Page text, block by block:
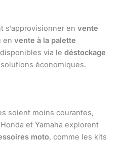
s’approvisionner en vente
en vente à la palette
via le déstockage
économiques.
soient moins courantes,
et Yamaha explorent
moto, comme les kits